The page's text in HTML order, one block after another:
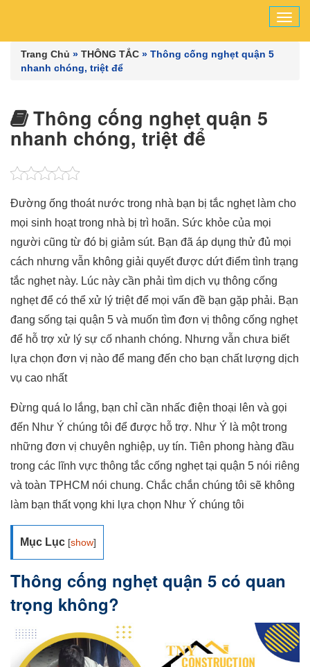
Trang Chủ » THÔNG TẮC » Thông cống nghẹt quận 5
nhanh chóng, triệt để
Thông cống nghẹt quận 5
nhanh chóng, triệt để
Đường ống thoát nước trong nhà bạn bị tắc nghẹt làm cho
mọi sinh hoạt trong nhà bị trì hoãn. Sức khỏe của mọi
người cũng từ đó bị giảm sút. Bạn đã áp dụng thử đủ mọi
cách nhưng vẫn không giải quyết được dứt điểm tình trạng
tắc nghẹt này. Lúc này cần phải tìm dịch vụ thông cống
nghẹt để có thể xử lý triệt để mọi vấn đề bạn gặp phải. Bạn
đang sống tại quận 5 và muốn tìm đơn vị thông cống nghẹt
để hỗ trợ xử lý sự cố nhanh chóng. Nhưng vẫn chưa biết
lựa chọn đơn vị nào để mang đến cho bạn chất lượng dịch
vụ cao nhất
Đừng quá lo lắng, bạn chỉ cần nhấc điện thoại lên và gọi
đến Như Ý chúng tôi để được hỗ trợ. Như Ý là một trong
những đơn vị chuyên nghiệp, uy tín. Tiên phong hàng đầu
trong các lĩnh vực thông tắc cống nghẹt tại quận 5 nói riêng
và toàn TPHCM nói chung. Chắc chắn chúng tôi sẽ không
làm bạn thất vọng khi lựa chọn Như Ý chúng tôi
Mục Lục [show]
Thông cống nghẹt quận 5 có quan
trọng không?